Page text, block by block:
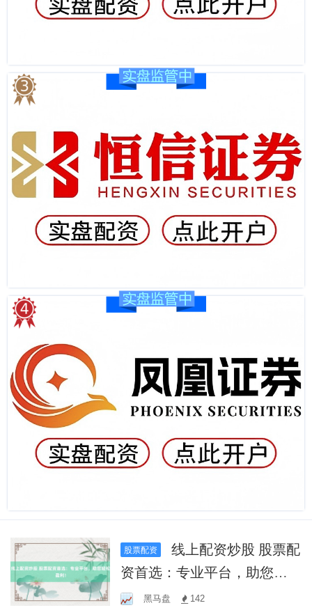
股票配资
线上配资炒股 股票配
资首选：专业平台，助您轻
松盈利！
黑马盘 142